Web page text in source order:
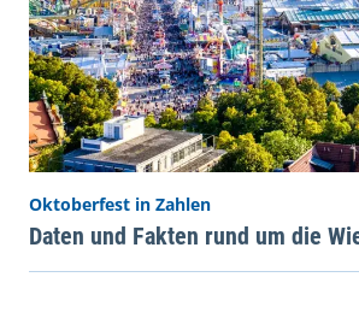
Oktoberfest in Zahlen
Daten und Fakten rund um die